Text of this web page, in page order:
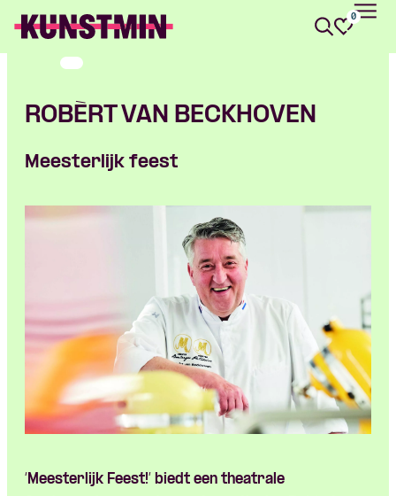
Skip navigatie
0
ROBÈRT VAN BECKHOVEN
Meesterlijk feest
‘ Meesterlijk Feest!’ biedt een theatrale